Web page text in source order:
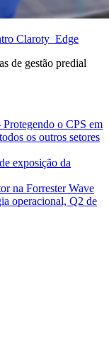
Claroty Edge
de gestão predial
o CPS em
os outros setores
exposição da
na Forrester Wave
operacional, Q2 de